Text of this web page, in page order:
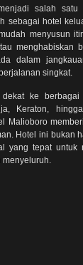
salah satu
sebagai hotel
menyusun
menghabiskan
dalam
singkat.
ke
Keraton,
Malioboro
Hotel ini bukan
yang tepat untuk